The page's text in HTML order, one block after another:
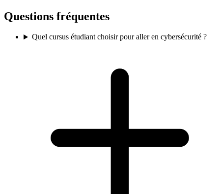
Questions fréquentes
Quel cursus étudiant choisir pour aller en cybersécurité ?